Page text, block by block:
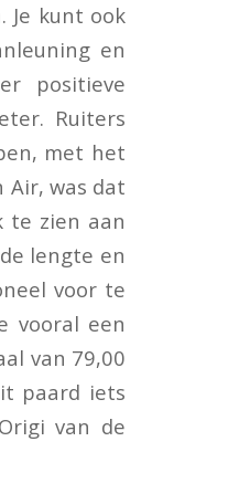
Je kunt ook
en
positieve
Ruiters
met het
Air, was dat
te zien aan
lengte en
voor te
vooral een
van 79,00
paard iets
van de